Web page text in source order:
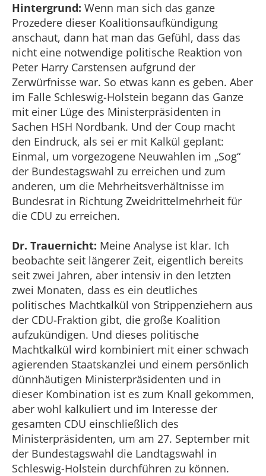
Hintergrund: Wenn man sich das ganze
Prozedere dieser Koalitionsaufkündigung
anschaut, dann hat man das Gefühl, dass das
nicht eine notwendige politische Reaktion von
Peter Harry Carstensen aufgrund der
Zerwürfnisse war. So etwas kann es geben. Aber
im Falle Schleswig-Holstein begann das Ganze
mit einer Lüge des Ministerpräsidenten in
Sachen HSH Nordbank. Und der Coup macht
den Eindruck, als sei er mit Kalkül geplant:
Einmal, um vorgezogene Neuwahlen im „Sog“
der Bundestagswahl zu erreichen und zum
anderen, um die Mehrheitsverhältnisse im
Bundesrat in Richtung Zweidrittelmehrheit für
die CDU zu erreichen.
Dr. Trauernicht: Meine Analyse ist klar. Ich
beobachte seit längerer Zeit, eigentlich bereits
seit zwei Jahren, aber intensiv in den letzten
zwei Monaten, dass es ein deutliches
politisches Machtkalkül von Strippenziehern aus
der CDU-Fraktion gibt, die große Koalition
aufzukündigen. Und dieses politische
Machtkalkül wird kombiniert mit einer schwach
agierenden Staatskanzlei und einem persönlich
dünnhäutigen Ministerpräsidenten und in
dieser Kombination ist es zum Knall gekommen,
aber wohl kalkuliert und im Interesse der
gesamten CDU einschließlich des
Ministerpräsidenten, um am 27. September mit
der Bundestagswahl die Landtagswahl in
Schleswig-Holstein durchführen zu können.